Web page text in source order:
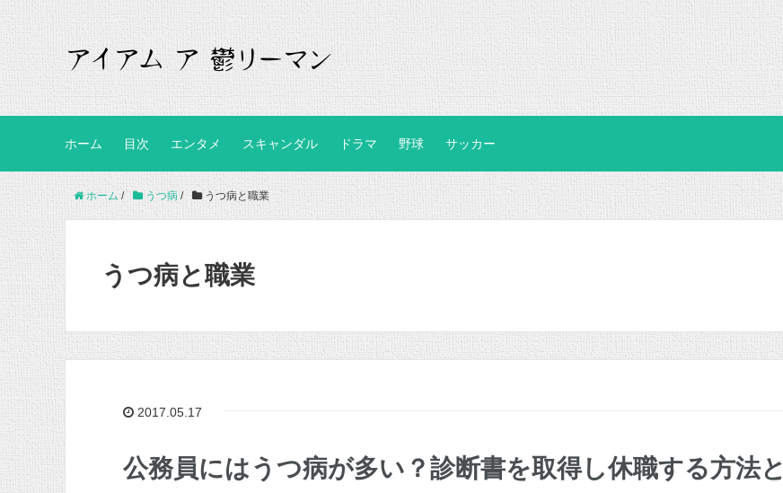
ホーム 目次 エンタメ スキャンダル ドラマ 野球 サッカー
ホーム / うつ病 / うつ病と職業
うつ病と職業
2017.05.17
公務員にはうつ病が多い？診断書を取得し休職する方法と